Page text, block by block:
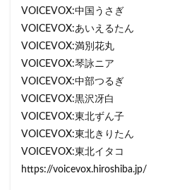
VOICEVOX:中国うさぎ
VOICEVOX:あいえるたん
VOICEVOX:満別花丸
VOICEVOX:琴詠ニア
VOICEVOX:中部つるぎ
VOICEVOX:黒沢冴白
VOICEVOX:東北ずん子
VOICEVOX:東北きりたん
VOICEVOX:東北イタコ
https://voicevox.hiroshiba.jp/